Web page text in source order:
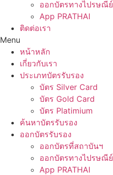
ออกบัตรทางไปรษณีย์
App PRATHAI
ติดต่อเรา
Menu
หน้าหลัก
เกี่ยวกับเรา
ประเภทบัตรรับรอง
บัตร Silver Card
บัตร Gold Card
บัตร Platimium
ค้นหาบัตรรับรอง
ออกบัตรรับรอง
ออกบัตรที่สถาบันฯ
ออกบัตรทางไปรษณีย์
App PRATHAI